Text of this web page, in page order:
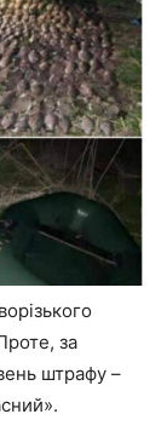
за
штрафу –